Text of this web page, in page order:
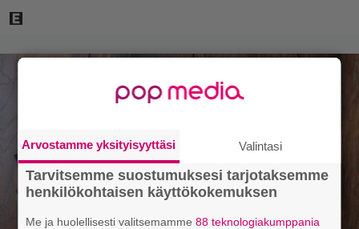
Arvostamme yksityisyyttäsi Valintasi
Tarvitsemme suostumuksesi tarjotaksemme
henkilökohtaisen käyttökokemuksen
Me ja huolellisesti valitsemamme88 teknologiakumppania